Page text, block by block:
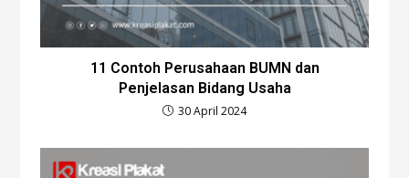
11 Contoh Perusahaan BUMN dan
Penjelasan Bidang Usaha
30 April 2024